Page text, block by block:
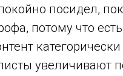
посидел,
потому что
увеличивают